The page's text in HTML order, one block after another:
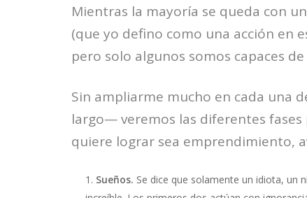
Mientras la mayoría se queda con
(que yo defino como una acción en
pero solo algunos somos capaces
Sin ampliarme mucho en cada una
largo— veremos las diferentes
quiere lograr sea emprendimiento,
Sueños. Se dice que solamente un idiota, un